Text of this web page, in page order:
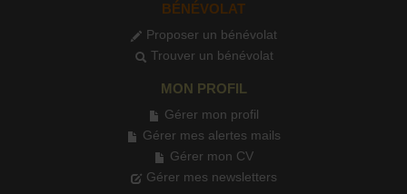
BÉNÉVOLAT
Proposer un bénévolat
Trouver un bénévolat
MON PROFIL
Gérer mon profil
Gérer mes alertes mails
Gérer mon CV
Gérer mes newsletters